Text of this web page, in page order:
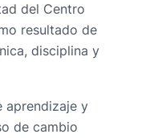
del Centro
resultado de
disciplina y
aprendizaje y
de cambio